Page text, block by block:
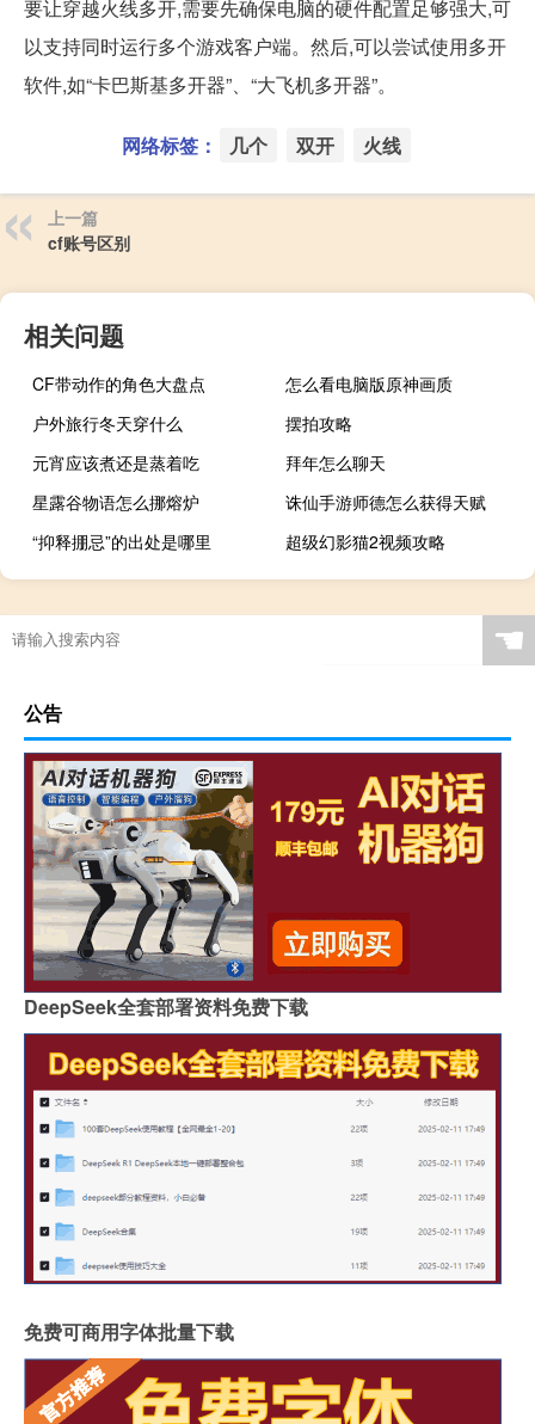
要让穿越火线多开,需要先确保电脑的硬件配置足够强大,可
以支持同时运行多个游戏客户端。然后,可以尝试使用多开
软件,如“卡巴斯基多开器”、“大飞机多开器”。
网络标签： 几个 双开 火线
上一篇
cf账号区别
相关问题
CF带动作的角色大盘点
怎么看电脑版原神画质
户外旅行冬天穿什么
摆拍攻略
元宵应该煮还是蒸着吃
拜年怎么聊天
星露谷物语怎么挪熔炉
诛仙手游师德怎么获得天赋
“抑释掤忌”的出处是哪里
超级幻影猫2视频攻略
☚
公告
DeepSeek全套部署资料免费下载
免费可商用字体批量下载